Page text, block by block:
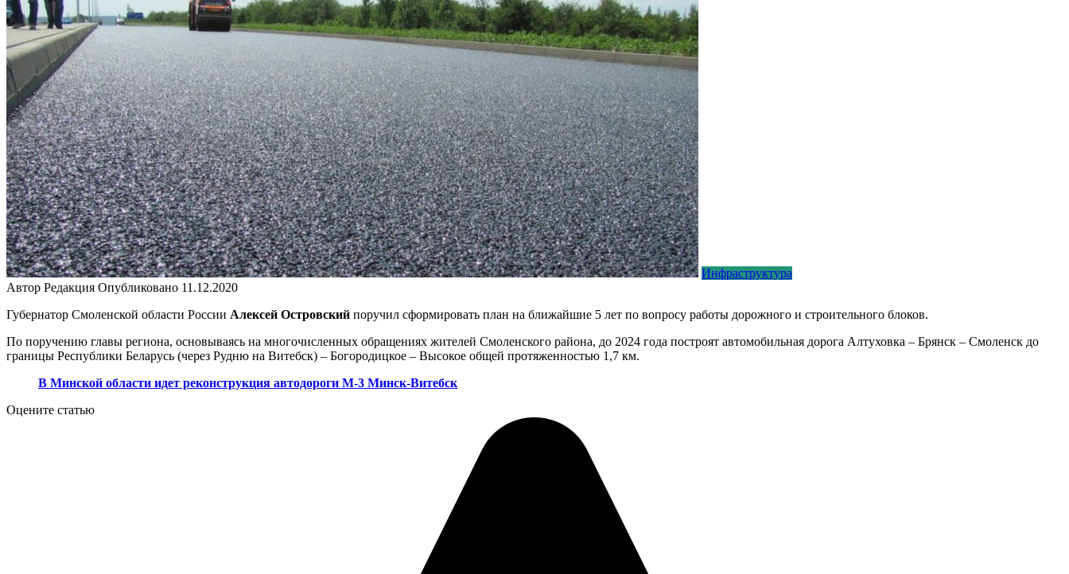
Инфраструктура
Автор Редакция Опубликовано 11.12.2020
Губернатор Смоленской области России Алексей Островский поручил сформировать план на ближайшие 5 лет по вопросу работы дорожного и строительного блоков.
По поручению главы региона, основываясь на многочисленных обращениях жителей Смоленского района, до 2024 года построят автомобильная дорога Алтуховка – Брянск – Смоленск до
границы Республики Беларусь (через Рудню на Витебск) – Богородицкое – Высокое общей протяженностью 1,7 км.
В Минской области идет реконструкция автодороги М-3 Минск-Витебск
Оцените статью